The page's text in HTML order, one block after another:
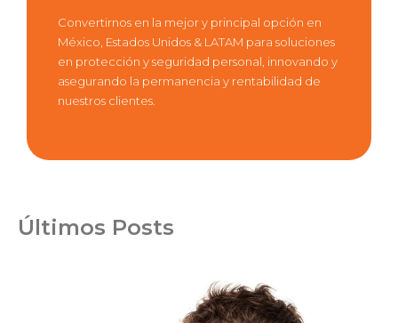
Convertirnos en la mejor y principal opción en
México, Estados Unidos & LATAM para soluciones
en protección y seguridad personal, innovando y
asegurando la permanencia y rentabilidad de
nuestros clientes.
Últimos Posts